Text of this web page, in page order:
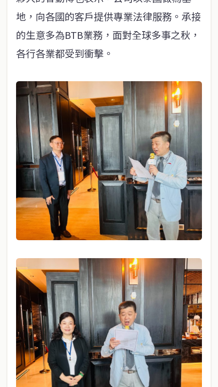
地，向各國的客戶提供專業法律服務。承接
的生意多為BTB業務，面對全球多事之秋，
各行各業都受到衝擊。